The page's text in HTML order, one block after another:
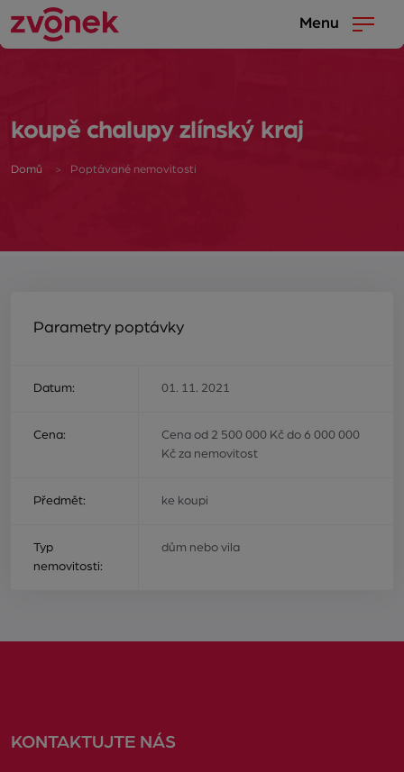
Menu
koupě chalupy zlínský kraj
Domů Poptávané nemovitosti
Parametry poptávky
Datum: 01. 11. 2021
Cena:
Cena od 2 500 000 Kč do 6 000 000
Kč za nemovitost
Předmět: ke koupi
Typ
nemovitosti:
dům nebo vila
KONTAKTUJTE NÁS